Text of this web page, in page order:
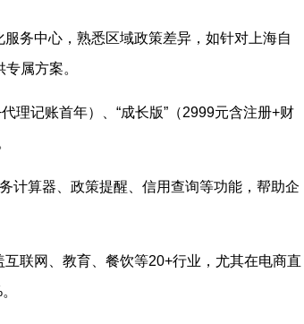
务中心，熟悉区域政策差异，如针对上海自
属方案。
理记账首年）、“成长版”（2999元含注册+财
计算器、政策提醒、信用查询等功能，帮助企
联网、教育、餐饮等20+行业，尤其在电商直